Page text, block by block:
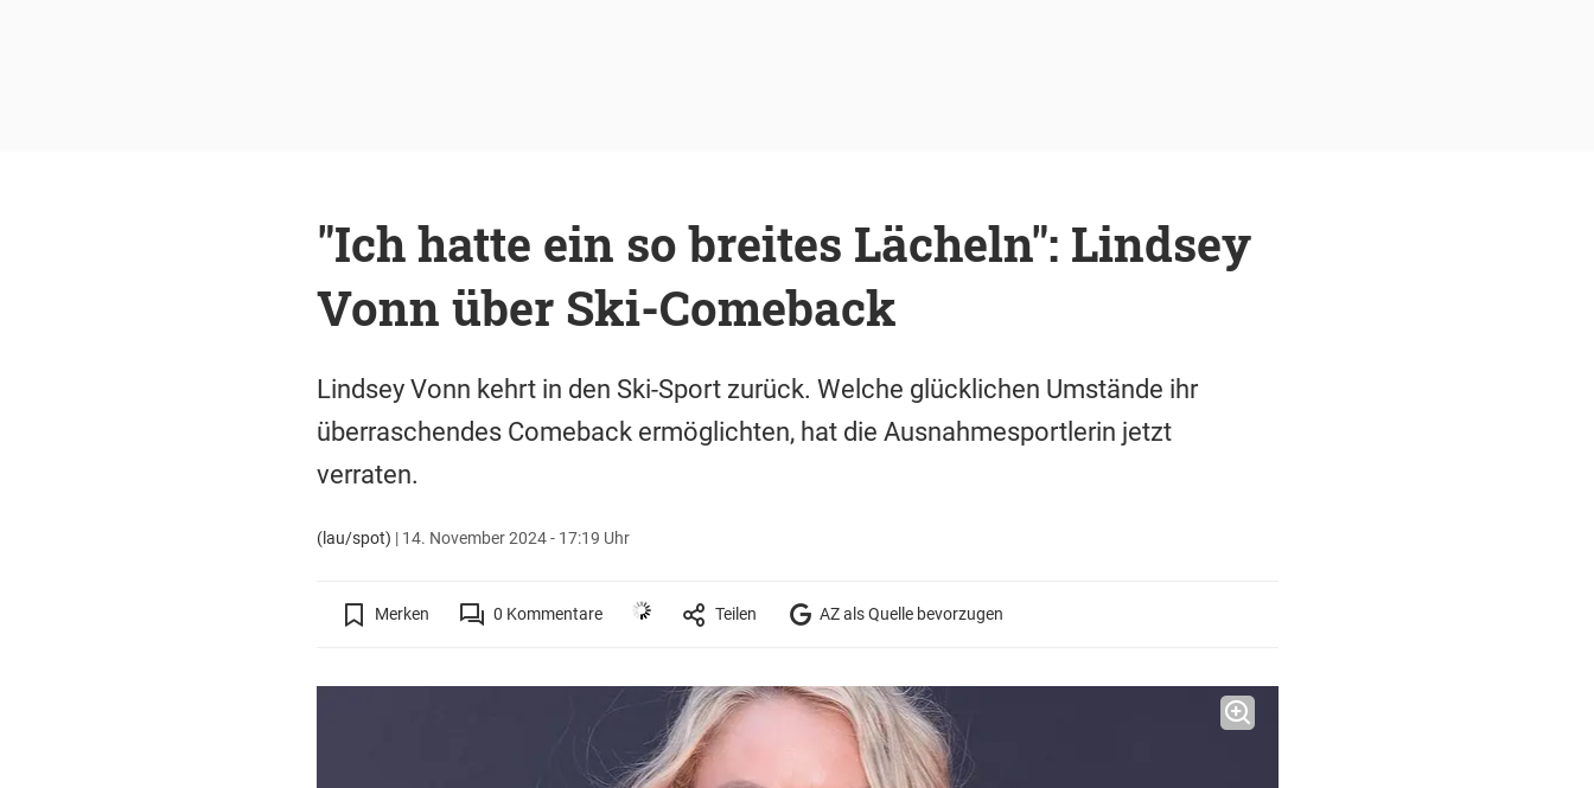
"Ich hatte ein so breites Lächeln": Lindsey
Vonn über Ski-Comeback
Lindsey Vonn kehrt in den Ski-Sport zurück. Welche glücklichen Umstände ihr
überraschendes Comeback ermöglichten, hat die Ausnahmesportlerin jetzt
verraten.
(lau/spot) | 14. November 2024 - 17:19 Uhr
Merken 0 Kommentare Teilen AZ als Quelle bevorzugen